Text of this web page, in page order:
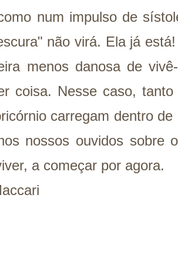
num impulso de
não virá. Ela já
menos danosa de
coisa. Nesse caso,
carregam dentro
nossos ouvidos sobre
a começar por agora.